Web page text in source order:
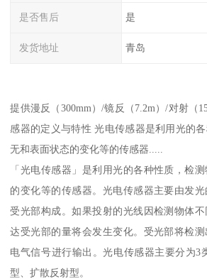
是否售后 是
发货地址 青岛
提供漫反（300mm）/镜反（7.2m）/对射（
感器的定义与特性 光电传感器是利用光的
无和表面状态的变化等的传感器.....
「光电传感器」是利用光的各种性质，检
的变化等的传感器。光电传感器主要由发
受光部构成。如果投射的光线因检测物体
达受光部的量将会发生变化。受光部将检
电气信号进行输出。光电传感器主要分为3
型、扩散反射型。